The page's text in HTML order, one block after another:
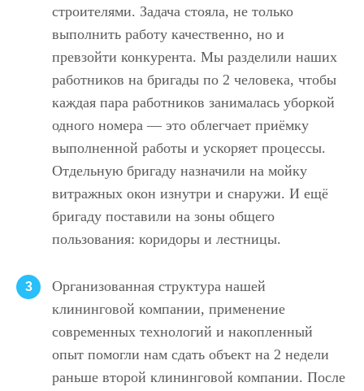
строителями. Задача стояла, не только
выполнить работу качественно, но и
превзойти конкурента. Мы разделили наших
работников на бригады по 2 человека, чтобы
каждая пара работников занималась уборкой
одного номера — это облегчает приёмку
выполненной работы и ускоряет процессы.
Отдельную бригаду назначили на мойку
витражных окон изнутри и снаружи. И ещё
бригаду поставили на зоны общего
пользования: коридоры и лестницы.
3
Организованная структура нашей
клининговой компании, применение
современных технологий и накопленный
опыт помогли нам сдать объект на 2 недели
раньше второй клининговой компании. После